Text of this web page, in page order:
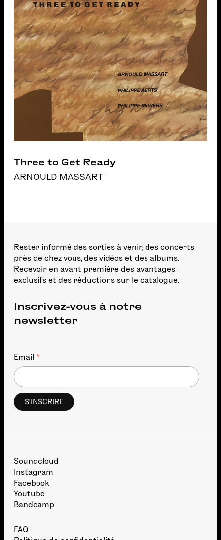
Three to Get Ready
ARNOULD MASSART
Rester informé des sorties à venir, des concerts
près de chez vous, des vidéos et des albums.
Recevoir en avant première des avantages
exclusifs et des réductions sur le catalogue.
Inscrivez-vous à notre
newsletter
Email *
Soundcloud
Instagram
Facebook
Youtube
Bandcamp
FAQ